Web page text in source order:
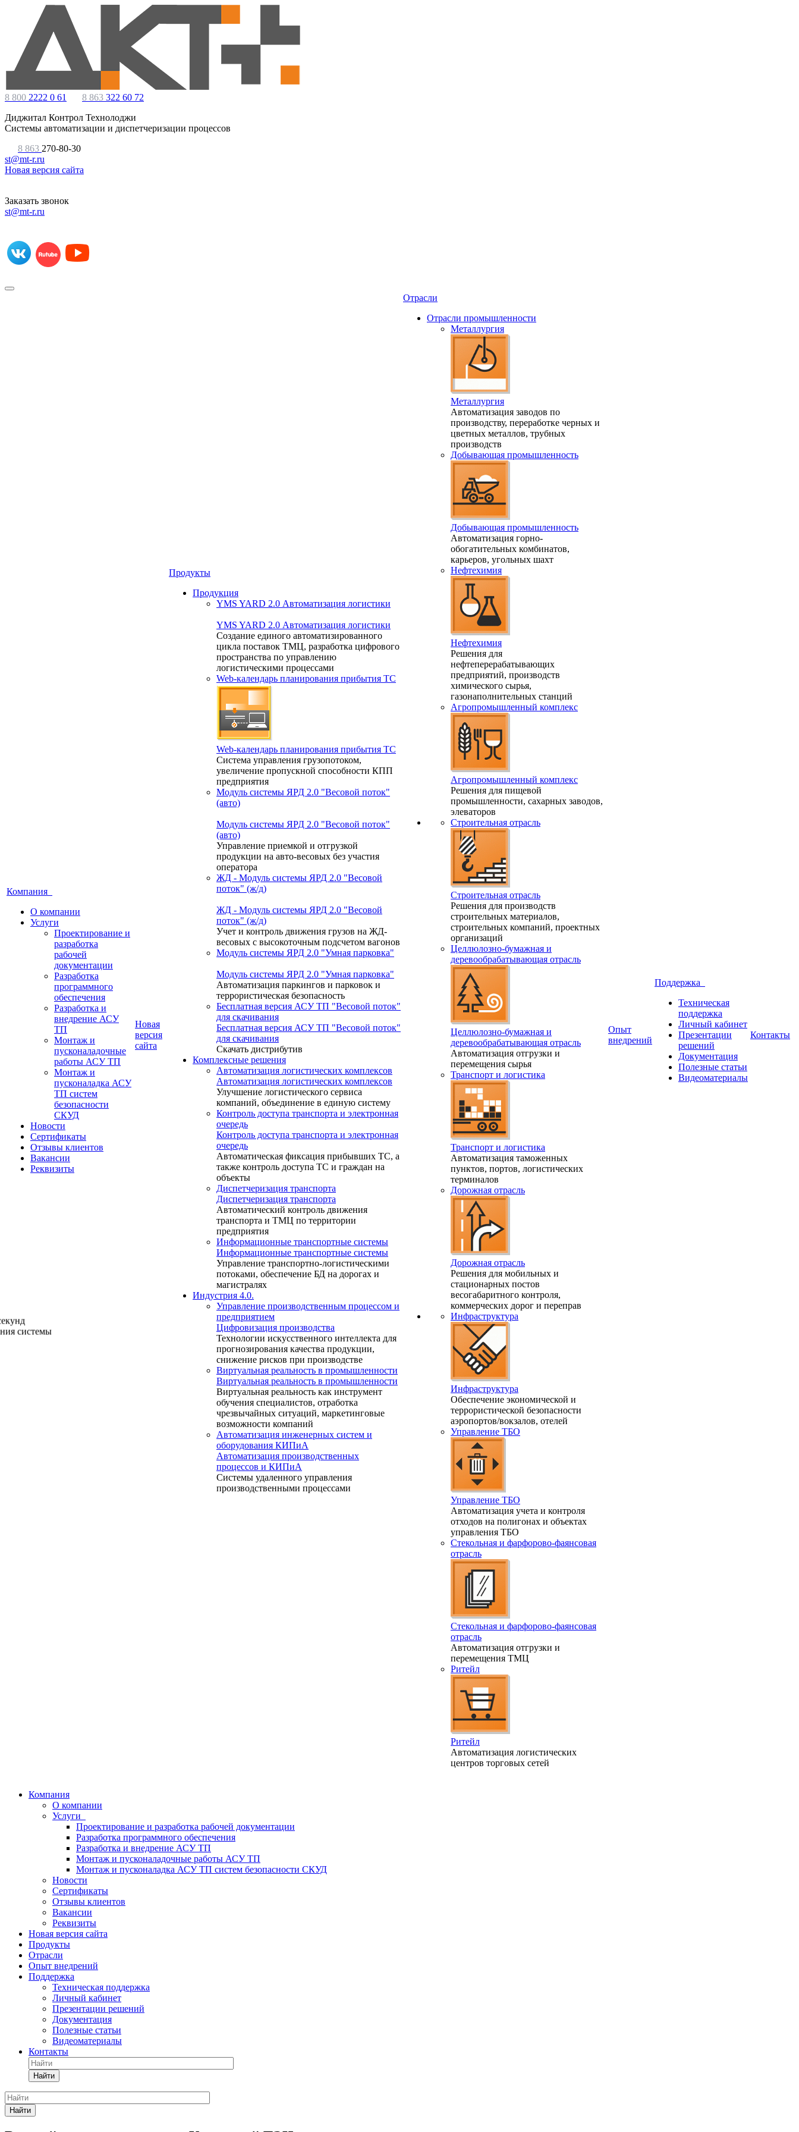
8 800 2222 0 61 8 863 322 60 72
Диджитал Контрол Технолоджи
Системы автоматизации и диспетчеризации процессов
8 863 270-80-30
st@mt-r.ru
Новая версия сайта
Заказать звонок
st@mt-r.ru
Компания
О компании
Услуги
Проектирование и
разработка
рабочей
документации
Разработка
программного
обеспечения
Разработка и
внедрение АСУ
ТП
Монтаж и
пусконаладочные
работы АСУ ТП
Монтаж и
пусконаладка АСУ
ТП систем
безопасности
СКУД
Новости
Сертификаты
Отзывы клиентов
Вакансии
Реквизиты
Новая
версия
сайта
Продукты
Продукция
YMS YARD 2.0 Автоматизация логистики
YMS YARD 2.0 Автоматизация логистики
Создание единого автоматизированного
цикла поставок ТМЦ, разработка цифрового
пространства по управлению
логистическими процессами
Web-календарь планирования прибытия ТС
Web-календарь планирования прибытия ТС
Система управления грузопотоком,
увеличение пропускной способности КПП
предприятия
Модуль системы ЯРД 2.0 "Весовой поток"
(авто)
Модуль системы ЯРД 2.0 "Весовой поток"
(авто)
Управление приемкой и отгрузкой
продукции на авто-весовых без участия
оператора
ЖД - Модуль системы ЯРД 2.0 "Весовой
поток" (ж/д)
ЖД - Модуль системы ЯРД 2.0 "Весовой
поток" (ж/д)
Учет и контроль движения грузов на ЖД-
весовых с высокоточным подсчетом вагонов
Модуль системы ЯРД 2.0 "Умная парковка"
Модуль системы ЯРД 2.0 "Умная парковка"
Автоматизация паркингов и парковок и
террористическая безопасность
Бесплатная версия АСУ ТП "Весовой поток"
для скачивания
Бесплатная версия АСУ ТП "Весовой поток"
для скачивания
Скачать дистрибутив
Комплексные решения
Автоматизация логистических комплексов
Автоматизация логистических комплексов
Улучшение логистического сервиса
компаний, объединение в единую систему
Контроль доступа транспорта и электронная
очередь
Контроль доступа транспорта и электронная
очередь
Автоматическая фиксация прибывших ТС, а
также контроль доступа ТС и граждан на
объекты
Диспетчеризация транспорта
Диспетчеризация транспорта
Автоматический контроль движения
транспорта и ТМЦ по территории
предприятия
Информационные транспортные системы
Информационные транспортные системы
Управление транспортно-логистическими
потоками, обеспечение БД на дорогах и
магистралях
Индустрия 4.0.
Управление производственным процессом и
предприятием
Цифровизация производства
Технологии искусственного интеллекта для
прогнозирования качества продукции,
снижение рисков при производстве
Виртуальная реальность в промышленности
Виртуальная реальность в промышленности
Виртуальная реальность как инструмент
обучения специалистов, отработка
чрезвычайных ситуаций, маркетинговые
возможности компаний
Автоматизация инженерных систем и
оборудования КИПиА
Автоматизация производственных
процессов и КИПиА
Системы удаленного управления
производственными процессами
Отрасли
Отрасли промышленности
Металлургия
Металлургия
Автоматизация заводов по
производству, переработке черных и
цветных металлов, трубных
производств
Добывающая промышленность
Добывающая промышленность
Автоматизация горно-
обогатительных комбинатов,
карьеров, угольных шахт
Нефтехимия
Нефтехимия
Решения для
нефтеперерабатывающих
предприятий, производств
химического сырья,
газонаполнительных станций
Агропромышленный комплекс
Агропромышленный комплекс
Решения для пищевой
промышленности, сахарных заводов,
элеваторов
Строительная отрасль
Строительная отрасль
Решения для производств
строительных материалов,
строительных компаний, проектных
организаций
Целлюлозно-бумажная и
деревообрабатывающая отрасль
Целлюлозно-бумажная и
деревообрабатывающая отрасль
Автоматизация отгрузки и
перемещения сырья
Транспорт и логистика
Транспорт и логистика
Автоматизация таможенных
пунктов, портов, логистических
терминалов
Дорожная отрасль
Дорожная отрасль
Решения для мобильных и
стационарных постов
весогабаритного контроля,
коммерческих дорог и переправ
Инфраструктура
Инфраструктура
Обеспечение экономической и
террористической безопасности
аэропортов/вокзалов, отелей
Управление ТБО
Управление ТБО
Автоматизация учета и контроля
отходов на полигонах и объектах
управления ТБО
Стекольная и фарфорово-фаянсовая
отрасль
Стекольная и фарфорово-фаянсовая
отрасль
Автоматизация отгрузки и
перемещения ТМЦ
Ритейл
Ритейл
Автоматизация логистических
центров торговых сетей
Опыт
внедрений
Поддержка
Техническая
поддержка
Личный кабинет
Презентации
решений
Документация
Полезные статьи
Видеоматериалы
Контакты
Компания
О компании
Услуги
Проектирование и разработка рабочей документации
Разработка программного обеспечения
Разработка и внедрение АСУ ТП
Монтаж и пусконаладочные работы АСУ ТП
Монтаж и пусконаладка АСУ ТП систем безопасности СКУД
Новости
Сертификаты
Отзывы клиентов
Вакансии
Реквизиты
Новая версия сайта
Продукты
Отрасли
Опыт внедрений
Поддержка
Техническая поддержка
Личный кабинет
Презентации решений
Документация
Полезные статьи
Видеоматериалы
Контакты
Найти
Найти
системы